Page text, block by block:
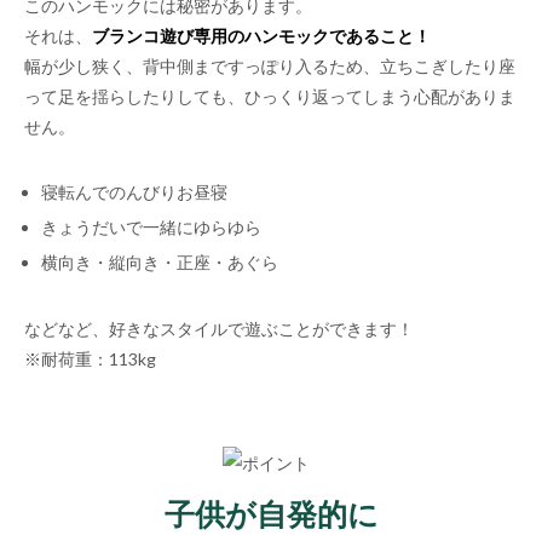
このハンモックには秘密があります。
それは、 ブランコ遊び専用のハンモックであること！
幅が少し狭く、背中側まですっぽり入るため、立ちこぎしたり座
って足を揺らしたりしても、ひっくり返ってしまう心配がありま
せん。
寝転んでのんびりお昼寝
きょうだいで一緒にゆらゆら
横向き・縦向き・正座・あぐら
などなど、好きなスタイルで遊ぶことができます！
※耐荷重：113kg
子供が自発的に